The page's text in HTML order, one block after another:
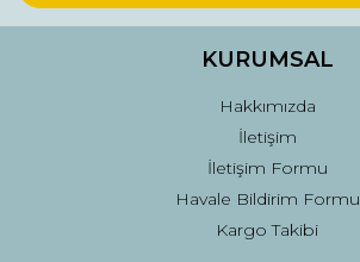
Ürün fiyatı diğer sitelerden daha pahalı.
Gönder
KURUMSAL
Hakkımızda
İletişim
İletişim Formu
Havale Bildirim Formu
Kargo Takibi